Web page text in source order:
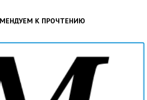
К ПРОЧТЕНИЮ